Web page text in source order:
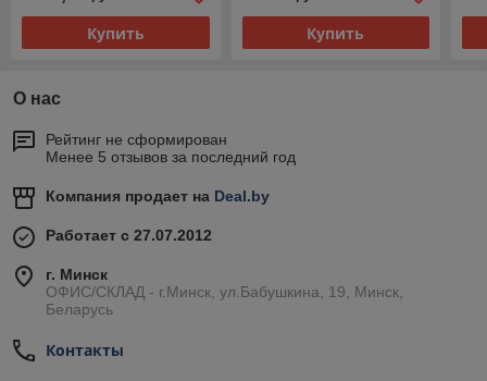
Купить Купить
О нас
Рейтинг не сформирован
Менее 5 отзывов за последний год
Компания продает на Deal.by
Работает с 27.07.2012
г. Минск
ОФИС/СКЛАД - г.Минск, ул.Бабушкина, 19, Минск,
Беларусь
Контакты